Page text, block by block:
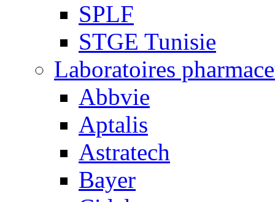
SPLF
STGE Tunisie
Laboratoires
Abbvie
Aptalis
Astratech
Bayer